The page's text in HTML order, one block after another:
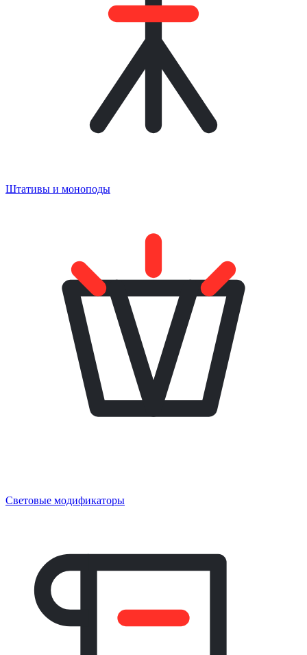
Штативы и моноподы
Световые модификаторы